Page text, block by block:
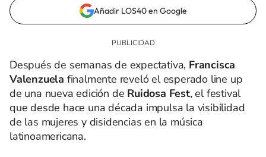
Añadir LOS40 en Google
Después de semanas de expectativa, Francisca
Valenzuela finalmente reveló el esperado line up
de una nueva edición de Ruidosa Fest, el festival
que desde hace una década impulsa la visibilidad
de las mujeres y disidencias en la música
latinoamericana.